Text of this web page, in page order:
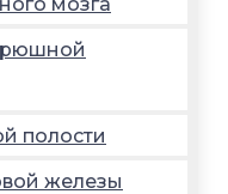
полости
железы